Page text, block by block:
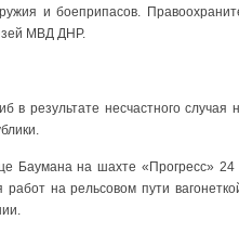
и боеприпасов.
МВД ДНР.
в результате несчастного
Баумана на шахте «Прогресс»
работ на рельсовом пути